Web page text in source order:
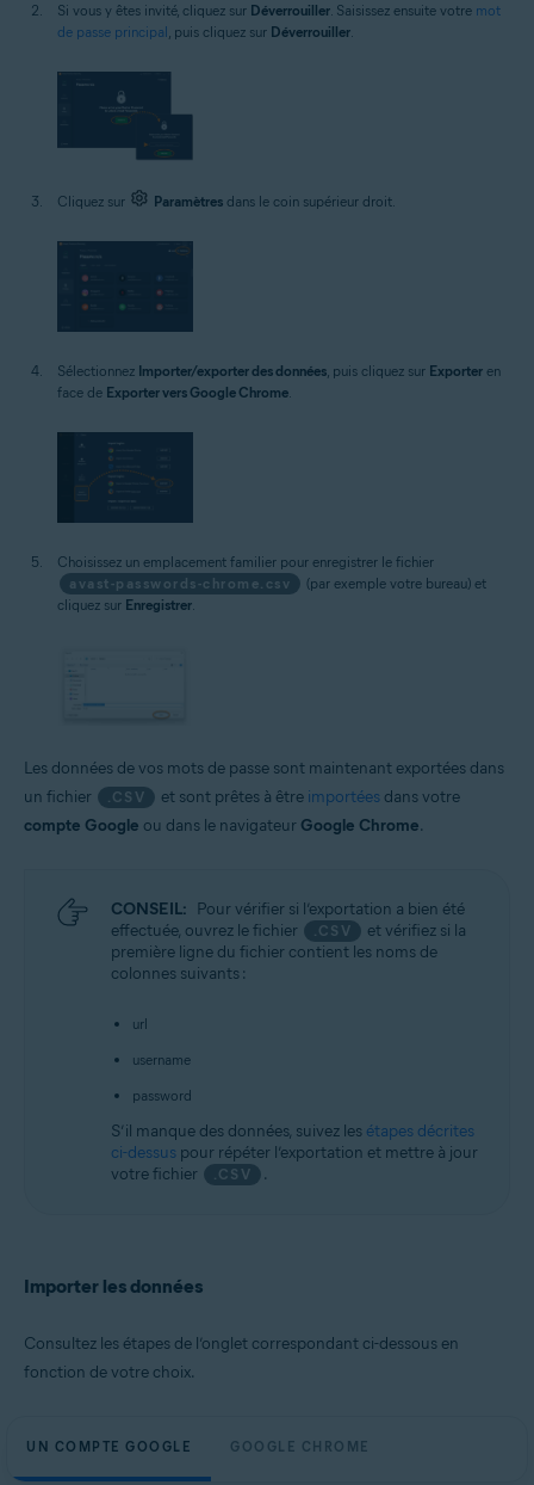
Si vous y êtes invité, cliquez sur Déverrouiller. Saisissez ensuite votre mot
de passe principal, puis cliquez sur Déverrouiller.
Cliquez sur Paramètres dans le coin supérieur droit.
Sélectionnez Importer/exporter des données, puis cliquez sur Exporter en
face de Exporter vers Google Chrome.
Choisissez un emplacement familier pour enregistrer le fichier
avast-passwords-chrome.csv
(par exemple votre bureau) et
cliquez sur Enregistrer.
Les données de vos mots de passe sont maintenant exportées dans
un fichier
.CSV et sont prêtes à être importées dans votre
compte Google ou dans le navigateur Google Chrome.
CONSEIL: Pour vérifier si l’exportation a bien été
effectuée, ouvrez le fichier
.CSV
et vérifiez si la
première ligne du fichier contient les noms de
colonnes suivants :
url
username
password
S’il manque des données, suivez les étapes décrites
ci-dessus pour répéter l’exportation et mettre à jour
votre fichier
.CSV .
Importer les données
Consultez les étapes de l’onglet correspondant ci-dessous en
fonction de votre choix.
UN COMPTE GOOGLE GOOGLE CHROME